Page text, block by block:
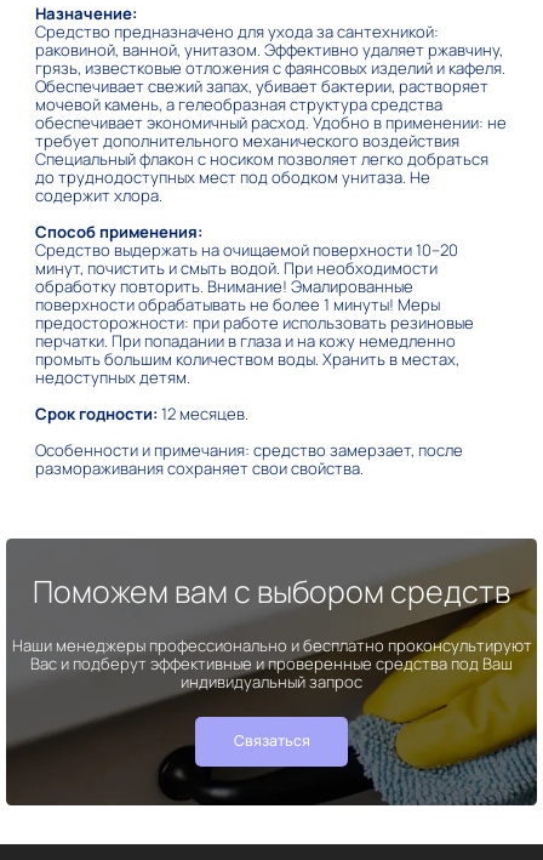
Назначение:
Средство предназначено для ухода за сантехникой:
раковиной, ванной, унитазом. Эффективно удаляет ржавчину,
грязь, известковые отложения с фаянсовых изделий и кафеля.
Обеспечивает свежий запах, убивает бактерии, растворяет
мочевой камень, а гелеобразная структура средства
обеспечивает экономичный расход. Удобно в применении: не
требует дополнительного механического воздействия
Специальный флакон с носиком позволяет легко добраться
до труднодоступных мест под ободком унитаза. Не
содержит хлора.
Способ применения:
Средство выдержать на очищаемой поверхности 10–20
минут, почистить и смыть водой. При необходимости
обработку повторить. Внимание! Эмалированные
поверхности обрабатывать не более 1 минуты! Меры
предосторожности: при работе использовать резиновые
перчатки. При попадании в глаза и на кожу немедленно
промыть большим количеством воды. Хранить в местах,
недоступных детям.
Срок годности:12 месяцев.
Особенности и примечания: средство замерзает, после
размораживания сохраняет свои свойства.
Поможем вам с выбором средств
Наши менеджеры профессионально и бесплатно проконсультируют
Вас и подберут эффективные и проверенные средства под Ваш
индивидуальный запрос
Связаться